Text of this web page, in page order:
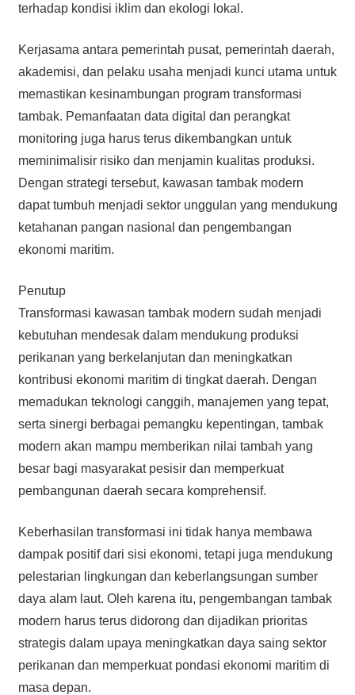
terhadap kondisi iklim dan ekologi lokal.
Kerjasama antara pemerintah pusat, pemerintah daerah,
akademisi, dan pelaku usaha menjadi kunci utama untuk
memastikan kesinambungan program transformasi
tambak. Pemanfaatan data digital dan perangkat
monitoring juga harus terus dikembangkan untuk
meminimalisir risiko dan menjamin kualitas produksi.
Dengan strategi tersebut, kawasan tambak modern
dapat tumbuh menjadi sektor unggulan yang mendukung
ketahanan pangan nasional dan pengembangan
ekonomi maritim.
Penutup
Transformasi kawasan tambak modern sudah menjadi
kebutuhan mendesak dalam mendukung produksi
perikanan yang berkelanjutan dan meningkatkan
kontribusi ekonomi maritim di tingkat daerah. Dengan
memadukan teknologi canggih, manajemen yang tepat,
serta sinergi berbagai pemangku kepentingan, tambak
modern akan mampu memberikan nilai tambah yang
besar bagi masyarakat pesisir dan memperkuat
pembangunan daerah secara komprehensif.
Keberhasilan transformasi ini tidak hanya membawa
dampak positif dari sisi ekonomi, tetapi juga mendukung
pelestarian lingkungan dan keberlangsungan sumber
daya alam laut. Oleh karena itu, pengembangan tambak
modern harus terus didorong dan dijadikan prioritas
strategis dalam upaya meningkatkan daya saing sektor
perikanan dan memperkuat pondasi ekonomi maritim di
masa depan.